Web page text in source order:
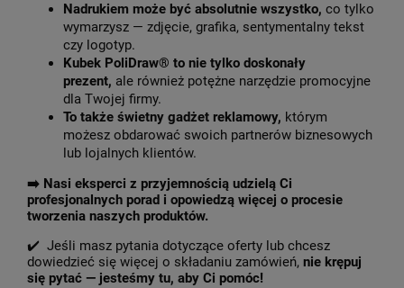
Nadrukiem może być absolutnie wszystko, co tylko
wymarzysz — zdjęcie, grafika, sentymentalny tekst
czy logotyp.
Kubek PoliDraw® to nie tylko doskonały
prezent, ale również potężne narzędzie promocyjne
dla Twojej firmy.
To także świetny gadżet reklamowy, którym
możesz obdarować swoich partnerów biznesowych
lub lojalnych klientów.
➡️ Nasi eksperci z przyjemnością udzielą Ci
profesjonalnych porad i opowiedzą więcej o procesie
tworzenia naszych produktów.
✔️ Jeśli masz pytania dotyczące oferty lub chcesz
dowiedzieć się więcej o składaniu zamówień, nie krępuj
się pytać — jesteśmy tu, aby Ci pomóc!